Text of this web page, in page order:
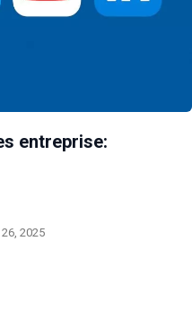
entreprise:
2025